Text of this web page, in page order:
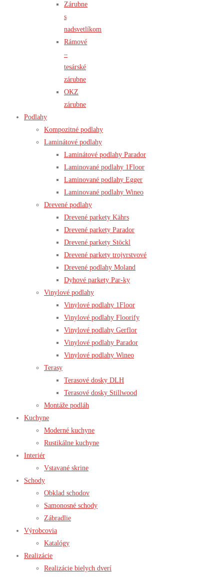
Zárubne
s
nadsvetlíkom
Rámové
–
tesárské
zárubne
OKZ
zárubne
Podlahy
Kompozitné podlahy
Laminátové podlahy
Laminátové podlahy Parador
Laminované podlahy 1Floor
Laminované podlahy Egger
Laminované podlahy Wineo
Drevené podlahy
Drevené parkety Kährs
Drevené parkety Parador
Drevené parkety Stöckl
Drevené parkety trojvrstvové
Drevené podlahy Moland
Dyhové parkety Par-ky
Vinylové podlahy
Vinylové podlahy 1Floor
Vinylové podlahy Floorify
Vinylové podlahy Gerflor
Vinylové podlahy Parador
Vinylové podlahy Wineo
Terasy
Terasové dosky DLH
Terasové dosky Stillwood
Montáže podláh
Kuchyne
Moderné kuchyne
Rustikálne kuchyne
Interiér
Vstavané skrine
Schody
Obklad schodov
Samonosné schody
Zábradlie
Výrobcovia
Katalógy
Realizácie
Realizácie bielych dverí